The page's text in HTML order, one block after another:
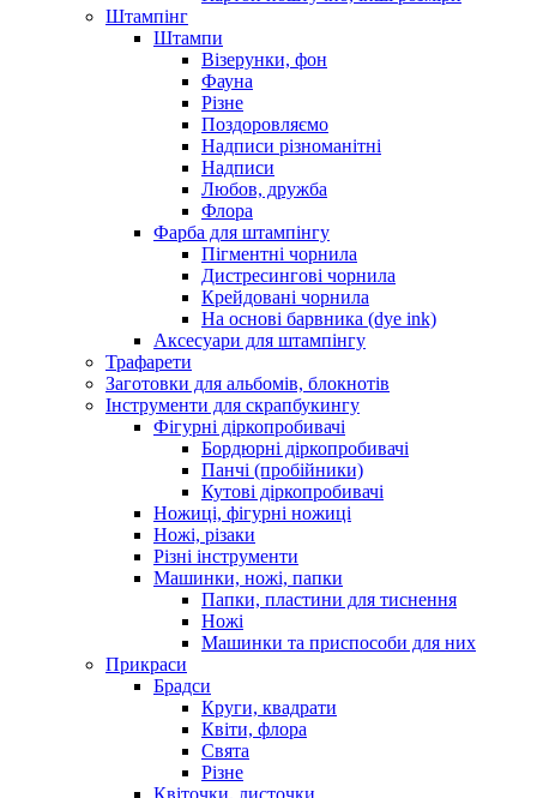
Штампінг
Штампи
Візерунки, фон
Фауна
Різне
Поздоровляємо
Надписи різноманітні
Надписи
Любов, дружба
Флора
Фарба для штампінгу
Пігментні чорнила
Дистресингові чорнила
Крейдовані чорнила
На основі барвника (dye ink)
Аксесуари для штампінгу
Трафарети
Заготовки для альбомів, блокнотів
Інструменти для скрапбукингу
Фігурні діркопробивачі
Бордюрні діркопробивачі
Панчі (пробійники)
Кутові діркопробивачі
Ножиці, фігурні ножиці
Ножі, різаки
Різні інструменти
Машинки, ножі, папки
Папки, пластини для тиснення
Ножі
Машинки та приспособи для них
Прикраси
Брадси
Круги, квадрати
Квіти, флора
Свята
Різне
Квіточки, листочки